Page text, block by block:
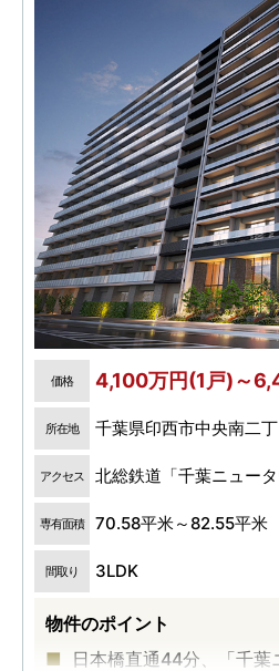
価格 4,100万円(1戸)～
所在地 千葉県印西市中央南二
アクセス 北総鉄道「千葉ニュー
専有面積 70.58平米～82.55平米
間取り 3LDK
物件のポイント
日本橋直通44分、「千葉